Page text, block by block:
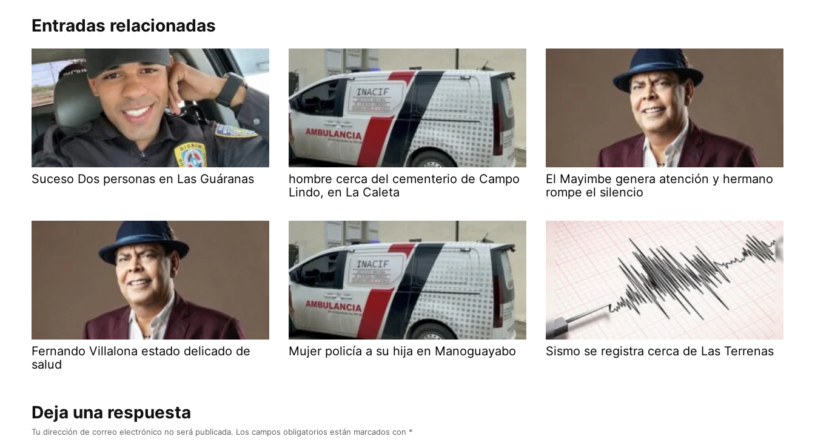
Entradas relacionadas
Suceso Dos personas en Las Guáranas
hombre cerca del cementerio de Campo
Lindo, en La Caleta
El Mayimbe genera atención y hermano
rompe el silencio
Fernando Villalona estado delicado de
salud
Mujer policía a su hija en Manoguayabo Sismo se registra cerca de Las Terrenas
Deja una respuesta
Tu dirección de correo electrónico no será publicada. Los campos obligatorios están marcados con *